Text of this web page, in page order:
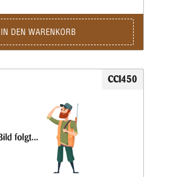
Laden.
IN DEN WARENKORB
CCI450